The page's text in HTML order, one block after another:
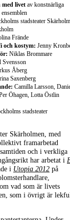
med livet av konstnärliga
ensemblen
stadsteater
Frände
och kostym: Jenny
Niklas Brommare
Svensson
Åberg
Saxenberg
Camilla Larsson,
Öhagen, Lotta Östlin
stadsteater
Skärholmen, med
framarbetad
och i verkliga
har arbetat i
i Utopia 2012 på
vad som är livets
som i övrigt är